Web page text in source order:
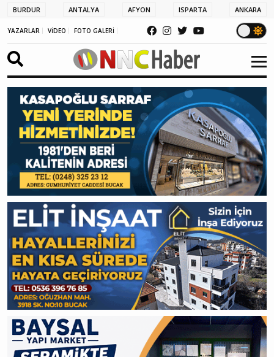
BURDUR ANTALYA AFYON ISPARTA ANKARA
YAZARLAR VİDEO FOTO GALERİ